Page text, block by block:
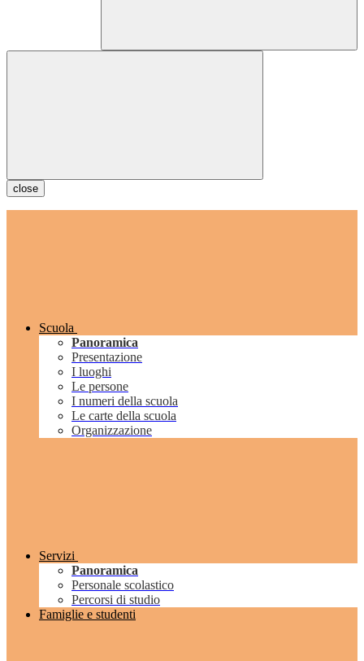
close
Scuola
Panoramica
Presentazione
I luoghi
Le persone
I numeri della scuola
Le carte della scuola
Organizzazione
Servizi
Panoramica
Personale scolastico
Percorsi di studio
Famiglie e studenti